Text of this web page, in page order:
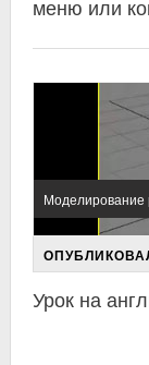
меню или
Урок на